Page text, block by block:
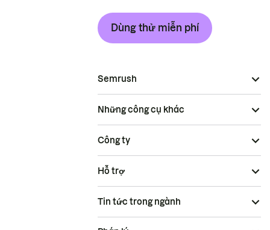
Dùng thử miễn phí
Semrush
Những công cụ khác
Công ty
Hỗ trợ
Tin tức trong ngành